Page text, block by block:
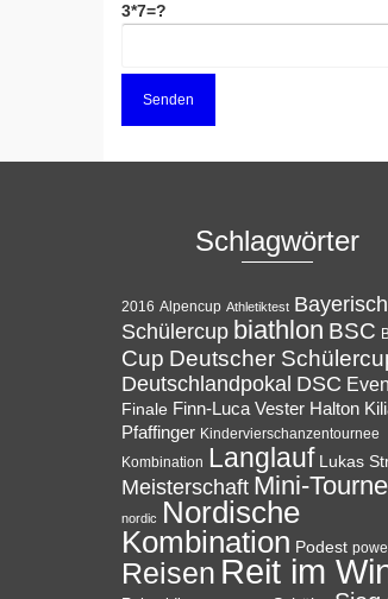
3*7=?
Schlagwörter
2016 Alpencup Athletiktest
Schülercup biathlon BSC
Cup Deutscher
Deutschlandpokal DSC
Finale Finn-Luca Vester Halton
Pfaffinger Kindervierschanzentournee
Kombination Langlauf Lukas
Meisterschaft Mini-
nordic Nordische
Kombination Podest
Reisen Reit im